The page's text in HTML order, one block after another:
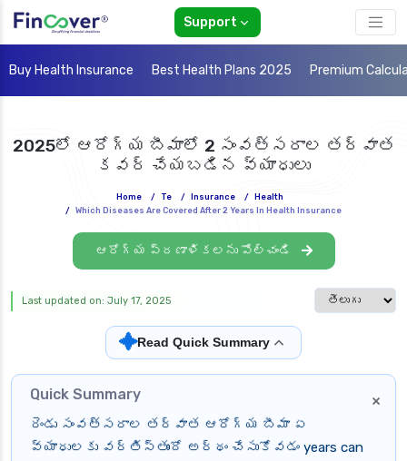
Support
Buy Health Insurance Best Health Plans 2025 Premium
2025లో ఆరోగ్య బీమాలో 2 సంవత్సరాల తర్వాత
కవర్ చేయబడిన వ్యాధులు
Home / Te / Insurance /
Health
/ Which Diseases Are Covered After 2 Years In Health Insurance
ఆరోగ్య ప్రణాళికలను పోల్చండి
Select
Last updated on: July 17, 2025
✦Read Quick Summary
×
Quick Summary
రెండు సంవత్సరాల తర్వాత ఆరోగ్య బీమా ఏ
వ్యాధులకు వర్తిస్తుందో అర్థం చేసుకోవడం years can